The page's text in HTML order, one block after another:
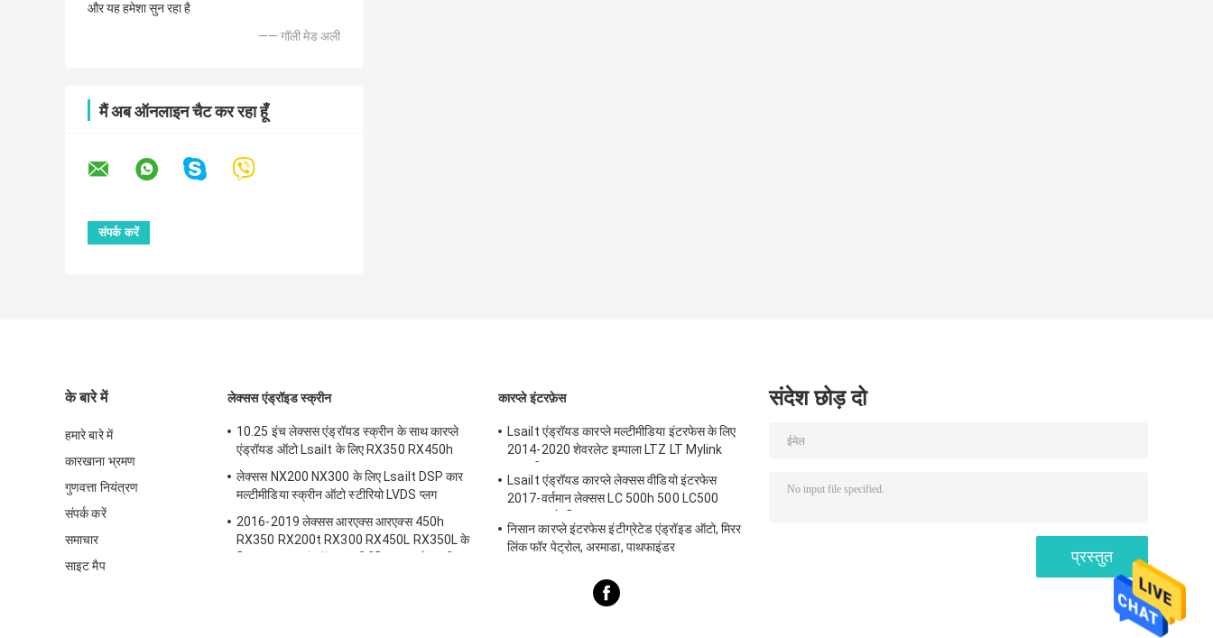
और यह हमेशा सुन रहा है
—— गॉली मेड अली
मैं अब ऑनलाइन चैट कर रहा हूँ
के बारे में
हमारे बारे में
कारखाना भ्रमण
गुणवत्ता नियंत्रण
संपर्क करें
समाचार
साइट मैप
लेक्सस एंड्रॉइड स्क्रीन
10.25 इंच लेक्सस एंड्रॉयड स्क्रीन के साथ कारप्ले
एंड्रॉयड ऑटो Lsailt के लिए RX350 RX450h
लेक्सस NX200 NX300 के लिए Lsailt DSP कार
मल्टीमीडिया स्क्रीन ऑटो स्टीरियो LVDS प्लग
2016-2019 लेक्सस आरएक्स आरएक्स 450h
RX350 RX200t RX300 RX450L RX350L के
कारप्ले इंटरफ़ेस
Lsailt एंड्रॉयड कारप्ले मल्टीमीडिया इंटरफेस के लिए
2014-2020 शेवरलेट इम्पाला LTZ LT Mylink
Lsailt एंड्रॉयड कारप्ले लेक्सस वीडियो इंटरफेस
2017-वर्तमान लेक्सस LC 500h 500 LC500
निसान कारप्ले इंटरफेस इंटीग्रेटेड एंड्रॉइड ऑटो, मिरर
लिंक फॉर पेट्रोल, अरमाडा, पाथफाइंडर
संदेश छोड़ दो